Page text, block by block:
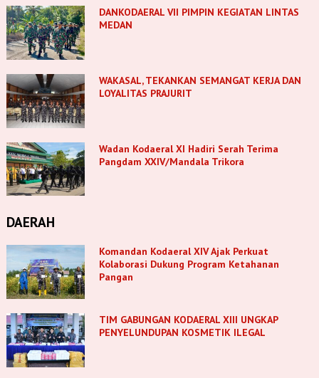
DANKODAERAL VII PIMPIN KEGIATAN LINTAS
MEDAN
WAKASAL, TEKANKAN SEMANGAT KERJA DAN
LOYALITAS PRAJURIT
Wadan Kodaeral XI Hadiri Serah Terima
Pangdam XXIV/Mandala Trikora
DAERAH
Komandan Kodaeral XIV Ajak Perkuat
Kolaborasi Dukung Program Ketahanan
Pangan
TIM GABUNGAN KODAERAL XIII UNGKAP
PENYELUNDUPAN KOSMETIK ILEGAL